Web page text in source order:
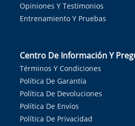
Opiniones Y Testimonios
Entrenamiento Y Pruebas
Centro De Información Y
Términos Y Condiciones
Política De Garantía
Política De Devoluciones
Política De Envíos
Política De Privacidad